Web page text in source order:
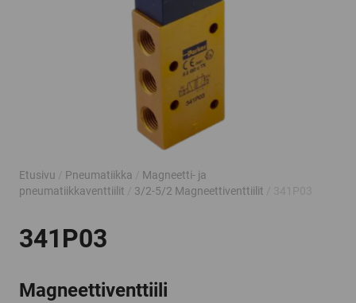
Etusivu Pneumatiikka
Magneetti- ja
pneumatiikkaventtiilit
3/2-5/2 Magneettiventtiilit
341P03
Magneettiventtiili